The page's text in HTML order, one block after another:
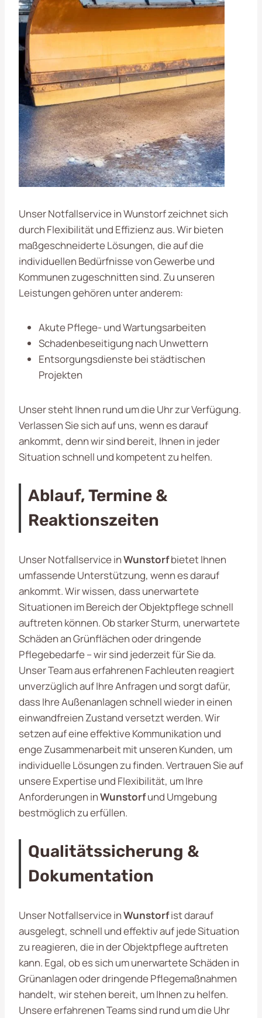
Unser Notfallservice in Wunstorf zeichnet sich
durch Flexibilität und Effizienz aus. Wir bieten
maßgeschneiderte Lösungen, die auf die
individuellen Bedürfnisse von Gewerbe und
Kommunen zugeschnitten sind. Zu unseren
Leistungen gehören unter anderem:
Akute Pflege- und Wartungsarbeiten
Schadenbeseitigung nach Unwettern
Entsorgungsdienste bei städtischen
Projekten
Unser steht Ihnen rund um die Uhr zur Verfügung.
Verlassen Sie sich auf uns, wenn es darauf
ankommt, denn wir sind bereit, Ihnen in jeder
Situation schnell und kompetent zu helfen.
Ablauf, Termine &
Reaktionszeiten
Unser Notfallservice inWunstorfbietet Ihnen
umfassende Unterstützung, wenn es darauf
ankommt. Wir wissen, dass unerwartete
Situationen im Bereich der Objektpflege schnell
auftreten können. Ob starker Sturm, unerwartete
Schäden an Grünflächen oder dringende
Pflegebedarfe – wir sind jederzeit für Sie da.
Unser Team aus erfahrenen Fachleuten reagiert
unverzüglich auf Ihre Anfragen und sorgt dafür,
dass Ihre Außenanlagen schnell wieder in einen
einwandfreien Zustand versetzt werden. Wir
setzen auf eine effektive Kommunikation und
enge Zusammenarbeit mit unseren Kunden, um
individuelle Lösungen zu finden. Vertrauen Sie auf
unsere Expertise und Flexibilität, um Ihre
Anforderungen inWunstorfund Umgebung
bestmöglich zu erfüllen.
Qualitätssicherung &
Dokumentation
Unser Notfallservice inWunstorfist darauf
ausgelegt, schnell und effektiv auf jede Situation
zu reagieren, die in der Objektpflege auftreten
kann. Egal, ob es sich um unerwartete Schäden in
Grünanlagen oder dringende Pflegemaßnahmen
handelt, wir stehen bereit, um Ihnen zu helfen.
Unsere erfahrenen Teams sind rund um die Uhr